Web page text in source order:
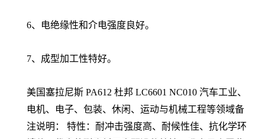
6、电绝缘性和介电强度良好。
7、成型加工性特好。
美国塞拉尼斯 PA612 杜邦 LC6601 NC010 汽车工业、
电机、电子、包装、休闲、运动与机械工程等领域备
注说明： 特性：耐冲击强度高、耐候性佳、抗化学环